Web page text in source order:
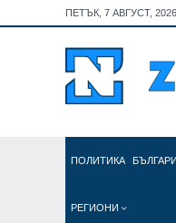
ПЕТЪК, 7 АВГУСТ, 2026
ПОЛИТИКА
РЕГИОНИ